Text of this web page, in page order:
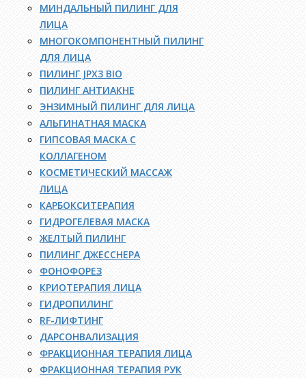
МИНДАЛЬНЫЙ ПИЛИНГ ДЛЯ
ЛИЦА
МНОГОКОМПОНЕНТНЫЙ ПИЛИНГ
ДЛЯ ЛИЦА
ПИЛИНГ JPX3 BIO
ПИЛИНГ АНТИАКНЕ
ЭНЗИМНЫЙ ПИЛИНГ ДЛЯ ЛИЦА
АЛЬГИНАТНАЯ МАСКА
ГИПСОВАЯ МАСКА С
КОЛЛАГЕНОМ
КОСМЕТИЧЕСКИЙ МАССАЖ
ЛИЦА
КАРБОКСИТЕРАПИЯ
ГИДРОГЕЛЕВАЯ МАСКА
ЖЕЛТЫЙ ПИЛИНГ
ПИЛИНГ ДЖЕССНЕРА
ФОНОФОРЕЗ
КРИОТЕРАПИЯ ЛИЦА
ГИДРОПИЛИНГ
RF-ЛИФТИНГ
ДАРСОНВАЛИЗАЦИЯ
ФРАКЦИОННАЯ ТЕРАПИЯ ЛИЦА
ФРАКЦИОННАЯ ТЕРАПИЯ РУК